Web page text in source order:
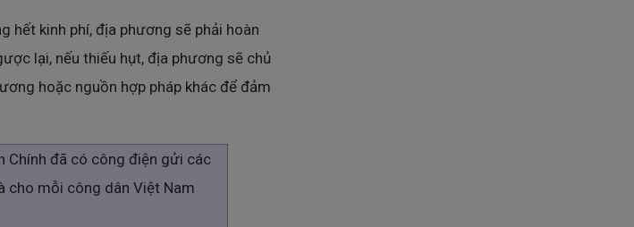
hết kinh phí, địa phương sẽ phải hoàn
lại, nếu thiếu hụt, địa phương sẽ chủ
hoặc nguồn hợp pháp khác để đảm
Chính đã có công điện gửi các
cho mỗi công dân Việt Nam